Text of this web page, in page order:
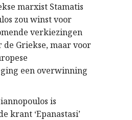
marxist Stamatis
zou winst voor
verkiezingen
Griekse, maar voor
een overwinning
is
krant ‘Epanastasi’